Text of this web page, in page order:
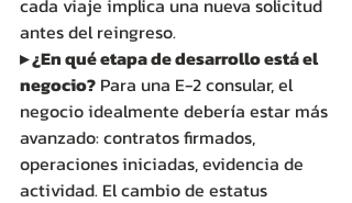
cada viaje implica una nueva solicitud
antes del reingreso.
▸ ¿En qué etapa de desarrollo está el
negocio? Para una E-2 consular, el
negocio idealmente debería estar más
avanzado: contratos firmados,
operaciones iniciadas, evidencia de
actividad. El cambio de estatus